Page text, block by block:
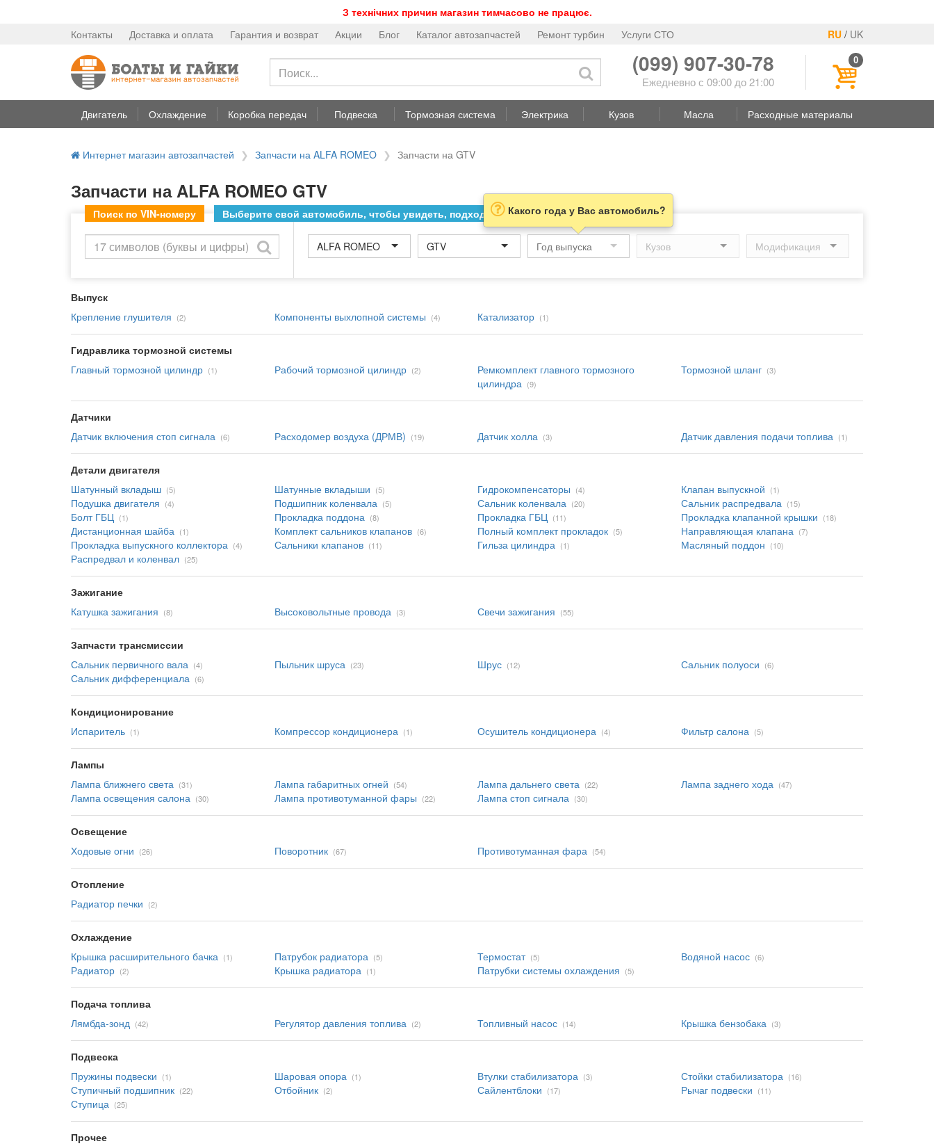
З технічних причин магазин тимчасово не працює.
RU / UK
Контакты Доставка и оплата Гарантия и возврат Акции Блог Каталог автозапчастей Ремонт турбин Услуги СТО
(099) 907-30-78
Ежедневно с 09:00 до 21:00
0
Двигатель Охлаждение Коробка передач Подвеска Тормозная система Электрика Кузов Масла Расходные материалы
Интернет магазин автозапчастей Запчасти на ALFA ROMEO Запчасти на GTV
Запчасти на ALFA ROMEO GTV
Поиск по VIN-номеру Выберите свой автомобиль, чтобы увидеть, подходит ли товар к нему
ALFA ROMEO GTV
Какого года у Вас автомобиль?
Выпуск
Крепление глушителя (2) Компоненты выхлопной системы (4) Катализатор (1)
Гидравлика тормозной системы
Главный тормозной цилиндр (1) Рабочий тормозной цилиндр (2)
Ремкомплект главного тормозного
цилиндра (9)
Тормозной шланг (3)
Датчики
Датчик включения стоп сигнала (6) Расходомер воздуха (ДРМВ) (19) Датчик холла (3) Датчик давления подачи топлива (1)
Детали двигателя
Шатунный вкладыш (5) Шатунные вкладыши (5) Гидрокомпенсаторы (4) Клапан выпускной (1)
Подушка двигателя (4) Подшипник коленвала (5) Сальник коленвала (20) Сальник распредвала (15)
Болт ГБЦ (1) Прокладка поддона (8) Прокладка ГБЦ (11) Прокладка клапанной крышки (18)
Дистанционная шайба (1) Комплект сальников клапанов (6) Полный комплект прокладок (5) Направляющая клапана (7)
Прокладка выпускного коллектора (4) Сальники клапанов (11) Гильза цилиндра (1) Масляный поддон (10)
Распредвал и коленвал (25)
Зажигание
Катушка зажигания (8) Высоковольтные провода (3) Свечи зажигания (55)
Запчасти трансмиссии
Сальник первичного вала (4) Пыльник шруса (23) Шрус (12) Сальник полуоси (6)
Сальник дифференциала (6)
Кондиционирование
Испаритель (1) Компрессор кондиционера (1) Осушитель кондиционера (4) Фильтр салона (5)
Лампы
Лампа ближнего света (31) Лампа габаритных огней (54) Лампа дальнего света (22) Лампа заднего хода (47)
Лампа освещения салона (30) Лампа противотуманной фары (22) Лампа стоп сигнала (30)
Освещение
Ходовые огни (26) Поворотник (67) Противотуманная фара (54)
Отопление
Радиатор печки (2)
Охлаждение
Крышка расширительного бачка (1) Патрубок радиатора (5) Термостат (5) Водяной насос (6)
Радиатор (2) Крышка радиатора (1) Патрубки системы охлаждения (5)
Подача топлива
Лямбда-зонд (42) Регулятор давления топлива (2) Топливный насос (14) Крышка бензобака (3)
Подвеска
Пружины подвески (1) Шаровая опора (1) Втулки стабилизатора (3) Стойки стабилизатора (16)
Ступичный подшипник (22) Отбойник (2) Сайлентблоки (17) Рычаг подвески (11)
Ступица (25)
Прочее